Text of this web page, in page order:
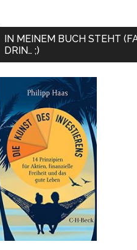
IN MEINEM BUCH STEHT
DRIN… ;)